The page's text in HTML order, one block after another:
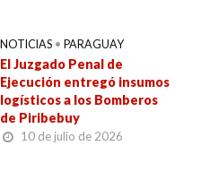
NOTICIAS • PARAGUAY
El Juzgado Penal de
Ejecución entregó insumos
logísticos a los Bomberos
de Piribebuy
10 de julio de 2026